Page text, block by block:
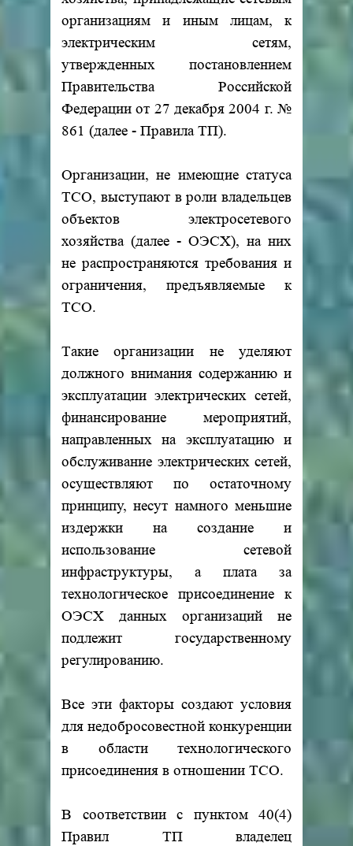
организациям и иным лицам, к
электрическим сетям,
утвержденных постановлением
Правительства Российской
Федерации от 27 декабря 2004 г. №
861 (далее - Правила ТП).
Организации, не имеющие статуса
ТСО, выступают в роли владельцев
объектов электросетевого
хозяйства (далее - ОЭСХ), на них
не распространяются требования и
ограничения, предъявляемые к
ТСО.
Такие организации не уделяют
должного внимания содержанию и
эксплуатации электрических сетей,
финансирование мероприятий,
направленных на эксплуатацию и
обслуживание электрических сетей,
осуществляют по остаточному
принципу, несут намного меньшие
издержки на создание и
использование сетевой
инфраструктуры, а плата за
технологическое присоединение к
ОЭСХ данных организаций не
подлежит государственному
регулированию.
Все эти факторы создают условия
для недобросовестной конкуренции
в области технологического
присоединения в отношении ТСО.
В соответствии с пунктом 40(4)
Правил ТП владелец